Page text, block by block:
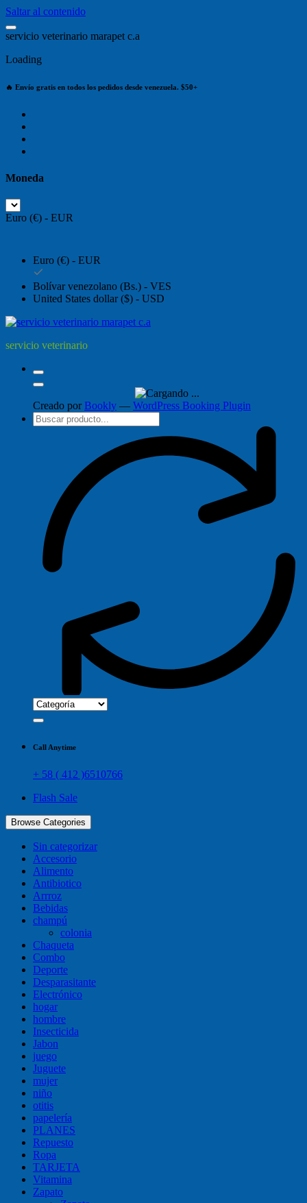
Saltar al contenido
servicio veterinario marapet c.a
Loading
🔥 Envío gratis en todos los pedidos desde venezuela. $50+
Moneda
Euro (€) - EUR
Euro (€) - EUR
Bolívar venezolano (Bs.) - VES
United States dollar ($) - USD
servicio veterinario
Creado por Bookly — WordPress Booking Plugin
Call Anytime
+ 58 ( 412 )6510766
Flash Sale
Browse Categories
Sin categorizar
Accesorio
Alimento
Antibiotico
Arrroz
Bebidas
champú
colonia
Chaqueta
Combo
Deporte
Desparasitante
Electrónico
hogar
hombre
Insecticida
Jabon
juego
Juguete
mujer
niño
otitis
papelería
PLANES
Repuesto
Ropa
TARJETA
Vitamina
Zapato